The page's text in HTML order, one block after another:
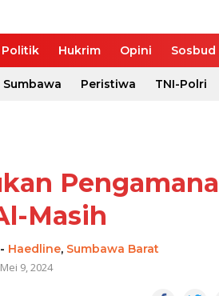
Politik Hukrim Opini Sosbud
Sumbawa Peristiwa TNI-Polri
Masih
Haedline, Sumbawa Barat
Mei 9, 2024